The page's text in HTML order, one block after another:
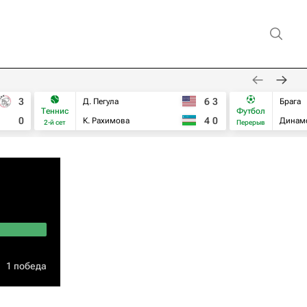
3
0
Теннис
2-й сет
Д. Пегула
К. Рахимова
6 3
4 0
Футбол
Перерыв
Брага
1 победа